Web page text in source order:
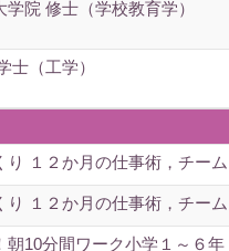
院 修士（学校教育学）
士（工学）
１２か月の仕事術，チー
１２か月の仕事術，チー
朝10分間ワーク小学１～６